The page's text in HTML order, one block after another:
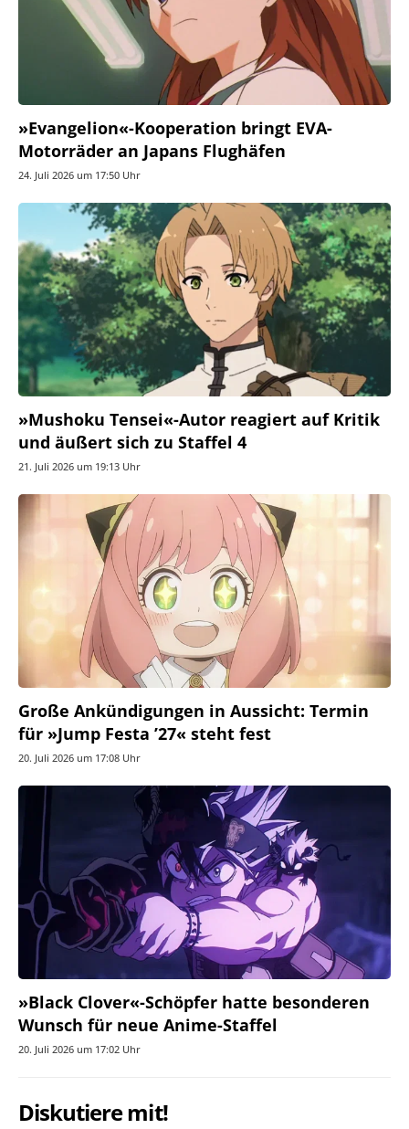
»Evangelion«-Kooperation bringt EVA-
Motorräder an Japans Flughäfen
24. Juli 2026 um 17:50 Uhr
»Mushoku Tensei«-Autor reagiert auf Kritik
und äußert sich zu Staffel 4
21. Juli 2026 um 19:13 Uhr
Große Ankündigungen in Aussicht: Termin
für »Jump Festa ’27« steht fest
20. Juli 2026 um 17:08 Uhr
»Black Clover«-Schöpfer hatte besonderen
Wunsch für neue Anime-Staffel
20. Juli 2026 um 17:02 Uhr
Diskutiere mit!